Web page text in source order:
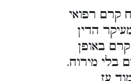
קרם רפואי
הדין
באופן
בלי מירוח.